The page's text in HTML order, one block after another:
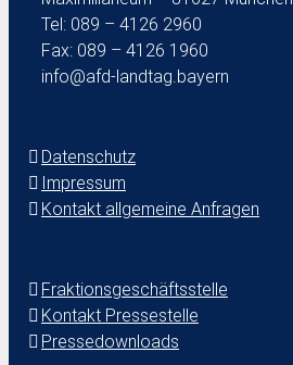
Tel: 089 – 4126 2960
Fax: 089 – 4126 1960
info@afd-landtag.bayern
Datenschutz
Impressum
Kontakt allgemeine Anfragen
Fraktionsgeschäftsstelle
Kontakt Pressestelle
Pressedownloads